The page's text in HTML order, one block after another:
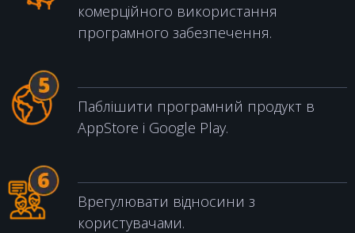
комерційного використання
програмного забезпечення.
Паблішити програмний продукт в
AppStore і Google Play.
Врегулювати відносини з
користувачами.